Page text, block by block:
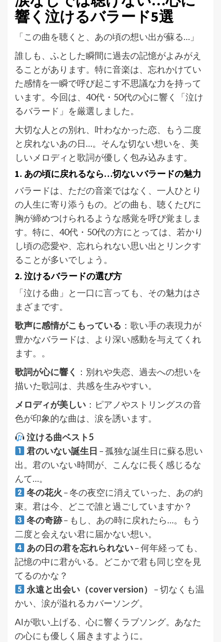
響く泣けるバラード5選
「この曲を聴くと、あの頃の想い出が蘇る…」
誰しも、ふとした瞬間に過去の記憶がよみがえ
ることがあります。特に音楽は、忘れかけてい
た感情を一瞬で呼び起こす不思議な力を持って
います。今回は、40代・50代の心に響く「泣け
るバラード」を厳選しました。
大切な人との別れ、叶わなかった恋、もう二度
と戻れないあの日…。そんな切ない想いを、美
しいメロディと歌詞が優しく包み込みます。
1. あの頃に戻れるなら…切ないバラードの魅力
バラードは、ただの音楽ではなく、一人ひとり
の人生に寄り添うもの。どの曲も、聴くたびに
胸が締めつけられるような感覚を呼び覚ましま
す。特に、40代・50代の方にとっては、若かり
し頃の恋愛や、忘れられない思い出とリンクす
ることが多いでしょう。
2. 泣けるバラードの選び方
「泣ける曲」と一口に言っても、その魅力はさ
まざまです。
歌声に感情がこもっている ：歌い手の表現力が
豊かなバラードは、より深い感動を与えてくれ
ます。。
歌詞が心に響く ：別れや失恋、過去への想いを
描いた歌詞は、共感を生みやすい。
メロディが美しい ：ピアノやストリングスの音
色が印象的な曲は、涙を誘います。
泣ける曲ベスト5
君のいない誕生日 – 孤独な誕生日に蘇る思い
出。君のいない時間が、こんなに長く感じるな
んて…。
冬の花火 – 冬の夜空に消えていった、あの約
束。君は今、どこで誰と過ごしていますか？
冬の奇跡– もし、あの時に戻れたら…。もう
二度と会えない君に届かない想い。
あの日の君を忘れられない– 何年経っても、
記憶の中に君がいる。どこかで君も同じ空を見
てるのかな？
永遠と出会い（cover version）
– 切なくも温
かい、涙が溢れるカバーソング。
AIが歌い上げる、心に響くラブソング。あなた
の心にも優しく届きますように。